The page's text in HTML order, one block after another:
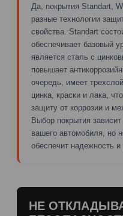
Да, покрытия Standart,
разные технологии
свойства. Standart
обеспечивает базовый
является сталь с
повышает
очередь, имеет
цинка, краски и лака,
защиту от коррозии и
Выбор покрытия
вашего автомобиля, но
обеспечит надежность и
НЕ